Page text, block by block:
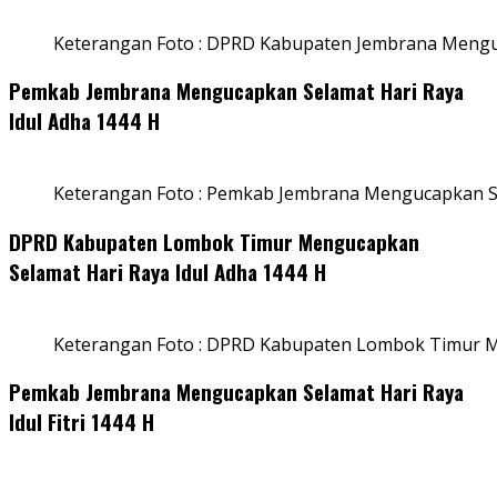
Keterangan Foto : DPRD Kabupaten Jembrana
Pemkab Jembrana Mengucapkan Selamat Hari Raya
Idul Adha 1444 H
Keterangan Foto : Pemkab Jembrana Mengucapkan
DPRD Kabupaten Lombok Timur Mengucapkan
Selamat Hari Raya Idul Adha 1444 H
Keterangan Foto : DPRD Kabupaten Lombok Timur
Pemkab Jembrana Mengucapkan Selamat Hari Raya
Idul Fitri 1444 H